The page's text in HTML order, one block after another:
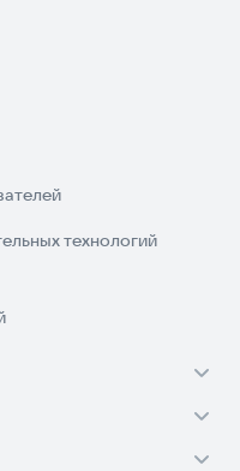
технологий